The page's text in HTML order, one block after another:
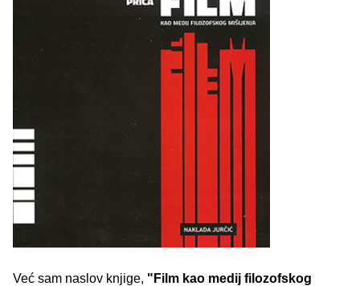
Već sam naslov knjige, "Film kao medij filozofskog